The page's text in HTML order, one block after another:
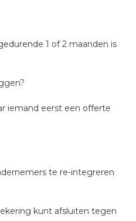
1 of 2 maanden is
iemand eerst een offerte
te re-integreren
kunt afsluiten tegen